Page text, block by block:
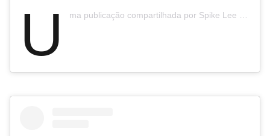
U ma publicação compartilhada por Spike Lee (@officialspikelee)